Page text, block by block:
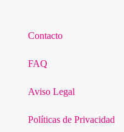
Contacto
FAQ
Aviso Legal
Políticas de Privacidad